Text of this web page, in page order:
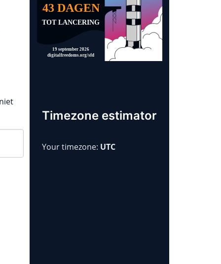
Timezone estimator
Your timezone: UTC